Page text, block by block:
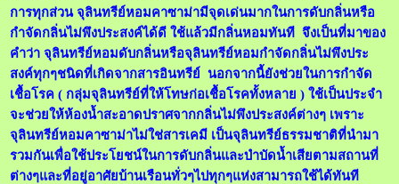
การทุกส่วน จุลินทรีย์หอมคาซาม่ามีจุดเด่นมากในการดับกลิ่นหรือ
กำจัดกลิ่นไม่พึงประสงค์ได้ดี ใช้แล้วมีกลิ่นหอมทันที จึงเป็นที่มาของ
คำว่า จุลินทรีย์หอมดับกลิ่นหรือจุลินทรีย์หอมกำจัดกลิ่นไม่พึงประ
สงค์ทุกๆชนิดที่เกิดจากสารอินทรีย์ นอกจากนี้ยังช่วยในการกำจัด
เชื้อโรค ( กลุ่มจุลินทรีย์ที่ให้โทษก่อเชื้อโรคทั้งหลาย ) ใช้เป็นประจำ
จะช่วยให้ห้องน้ำสะอาดปราศจากกลิ่นไม่พึงประสงค์ต่างๆ เพราะ
จุลินทรีย์หอมคาซาม่าไม่ใช่สารเคมี เป็นจุลินทรีย์ธรรมชาติที่นำมา
รวมกันเพื่อใช้ประโยชน์ในการดับกลิ่นและบำบัดน้ำเสียตามสถานที่
ต่างๆและที่อยู่อาศัยบ้านเรือนทั่วๆไปทุกๆแห่งสามารถใช้ได้ทันที